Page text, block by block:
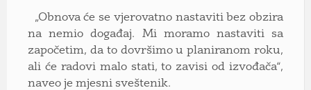
„Obnova će se vjerovatno nastaviti bez obzira
na nemio događaj. Mi moramo nastaviti sa
započetim, da to dovršimo u planiranom roku,
ali će radovi malo stati, to zavisi od izvođača“,
naveo je mjesni sveštenik.